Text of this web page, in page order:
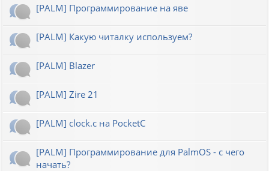
[PALM] Программирование на яве
[PALM] Какую читалку используем?
[PALM] Blazer
[PALM] Zire 21
[PALM] clock.c на PocketC
[PALM] Программирование для PalmOS - с чего
начать?